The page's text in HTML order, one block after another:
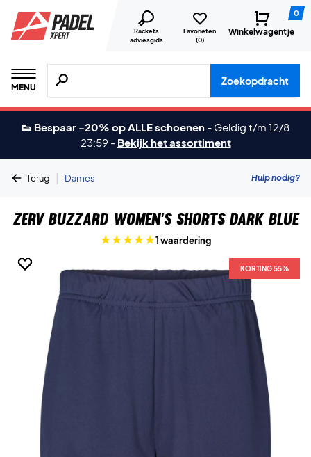
Rackets
adviesgids
Favorieten
(0)
0
Winkelwagentje
MENU
Zoeken naar producten, merken etc.
Zoekopdracht
👟 Bespaar -20% op ALLE schoenen - Geldig t/m 12/8
23:59 - Bekijk het assortiment
Terug | Dames Hulp nodig?
ZERV Buzzard Women's Shorts Dark Blue
1 waardering
KORTING 55%
KORTING 55%
KORTING 55%
KORTING 55%